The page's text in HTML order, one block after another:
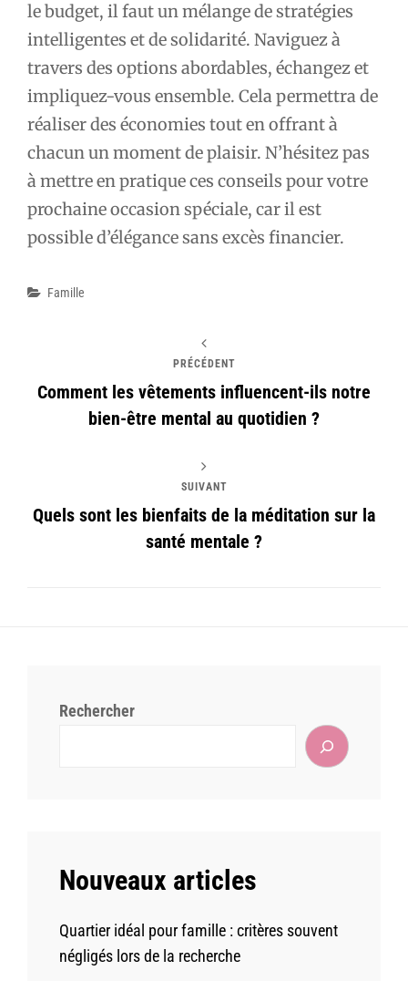
le budget, il faut un mélange de stratégies
intelligentes et de solidarité. Naviguez à
travers des options abordables, échangez et
impliquez-vous ensemble. Cela permettra de
réaliser des économies tout en offrant à
chacun un moment de plaisir. N’hésitez pas
à mettre en pratique ces conseils pour votre
prochaine occasion spéciale, car il est
possible d’élégance sans excès financier.
Catégories
Famille
PRÉCÉDENT
Comment les vêtements influencent-ils notre
bien-être mental au quotidien ?
SUIVANT
Quels sont les bienfaits de la méditation sur la
santé mentale ?
Rechercher
Nouveaux articles
Quartier idéal pour famille : critères souvent
négligés lors de la recherche